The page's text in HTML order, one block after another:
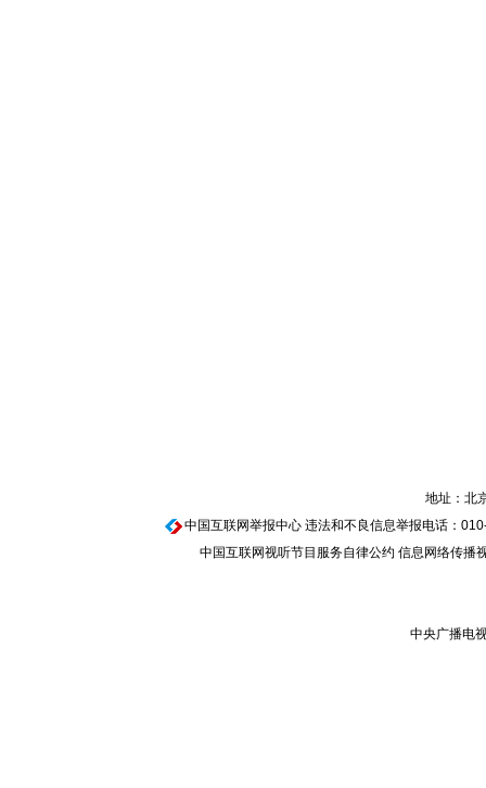
地址：北
中国互联网举报中心违法和不良信息举报电话：
中国互联网视听节目服务自律公约 信息网络传播
中央广播电